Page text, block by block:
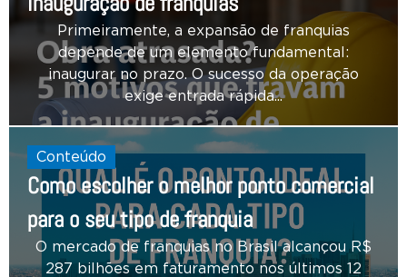
Primeiramente, a expansão de franquias
depende de um elemento fundamental:
inaugurar no prazo. O sucesso da operação
exige entrada rápida...
Conteúdo
Como escolher o melhor ponto comercial
para o seu tipo de franquia
O mercado de franquias no Brasil alcançou R$
287 bilhões em faturamento nos últimos 12